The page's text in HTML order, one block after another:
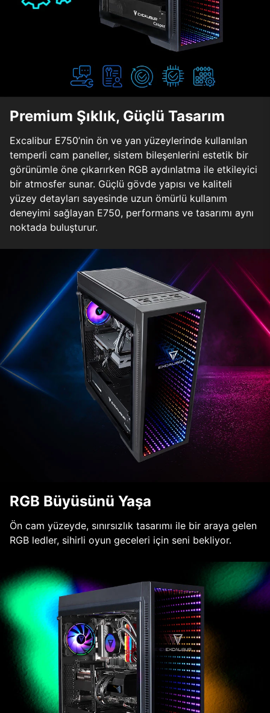
Premium Şıklık, Güçlü Tasarım
Excalibur E750’nin ön ve yan yüzeylerinde kullanılan
temperli cam paneller, sistem bileşenlerini estetik bir
görünümle öne çıkarırken RGB aydınlatma ile etkileyici
bir atmosfer sunar. Güçlü gövde yapısı ve kaliteli
yüzey detayları sayesinde uzun ömürlü kullanım
deneyimi sağlayan E750, performans ve tasarımı aynı
noktada buluşturur.
RGB Büyüsünü Yaşa
Ön cam yüzeyde, sınırsızlık tasarımı ile bir araya gelen
RGB ledler, sihirli oyun geceleri için seni bekliyor.